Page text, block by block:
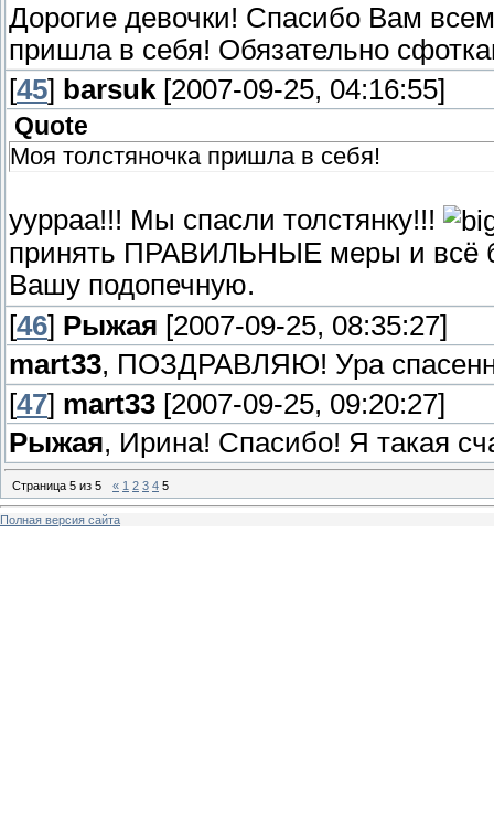
Дорогие девочки! Спасибо Вам
пришла в себя! Обязательно
[45] barsuk [2007-09-25, 04:16:55]
Quote
Моя толстяночка пришла в себя!
уурраа!!! Мы спасли толстянку!!!
принять ПРАВИЛЬНЫЕ меры и всё
Вашу подопечную.
[46] Рыжая [2007-09-25, 08:35:27]
mart33, ПОЗДРАВЛЯЮ! Ура
[47] mart33 [2007-09-25, 09:20:27]
Рыжая, Ирина! Спасибо! Я такая
Страница 5 из 5 « 1 2 3 4 5
Полная версия сайта